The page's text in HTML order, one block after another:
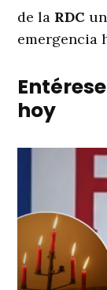
de la RDC
emergencia
hoy